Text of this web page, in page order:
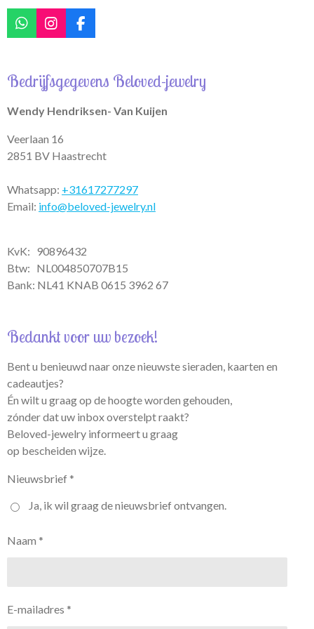
W
h
s
p
I
n
a
r
m
F
a
b
o
Bedrijfsgegevens Beloved-jewelry
Wendy Hendriksen- Van Kuijen
Veerlaan 16
2851 BV Haastrecht
Whatsapp: +31617277297
Email: info@beloved-jewelry.nl
KvK: 90896432
Btw: NL004850707B15
Bank: NL41 KNAB 0615 3962 67
Bedankt voor uw bezoek!
Bent u benieuwd naar onze nieuwste sieraden, kaarten en
cadeautjes?
Én wilt u graag op de hoogte worden gehouden,
zónder dat uw inbox overstelpt raakt?
Beloved-jewelry informeert u graag
op bescheiden wijze.
Nieuwsbrief *
Ja, ik wil graag de nieuwsbrief ontvangen.
Naam *
E-mailadres *